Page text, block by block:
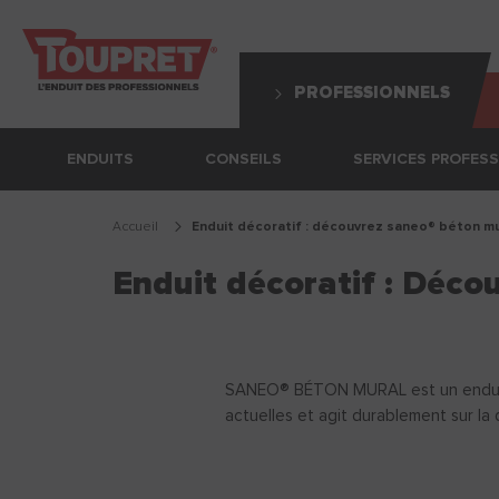
PROFESSIONNELS
ENDUITS CONSEILS SERVICES
Accueil enduit décoratif : découvrez saneo® béton
Enduit décoratif :
SANEO® BÉTON MURAL est un
actuelles et agit durablement sur la